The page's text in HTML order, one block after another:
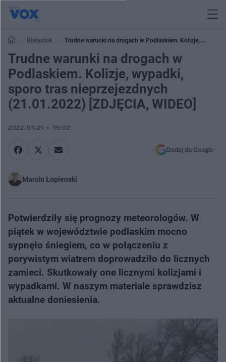
Białystok
Trudne warunki na drogach w Podlaskiem. Kolizje,
wypadki, sporo tras nieprzejezdnych (21.01.2022) [ZDJĘCIA, WIDEO]
Trudne warunki na drogach w
Podlaskiem. Kolizje, wypadki,
sporo tras nieprzejezdnych
(21.01.2022) [ZDJĘCIA, WIDEO]
2022-01-21 15:02
Dodaj do Google
Marcin Łopienski
Potwierdziły się prognozy meteorologów. W
piątek w województwie podlaskim mocno
sypnęło śniegiem, co w połączeniu z
porywistym wiatrem doprowadziło do licznych
zamieci. Skutkowały one licznymi kolizjami i
wypadkami. W naszym materiale sprawdzisz
aktualne doniesienia.